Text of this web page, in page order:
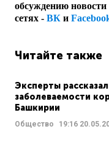
обсуждению
сетях - ВК и
Читайте также
Эксперты
заболеваемости
Башкирии
Общество 19:16